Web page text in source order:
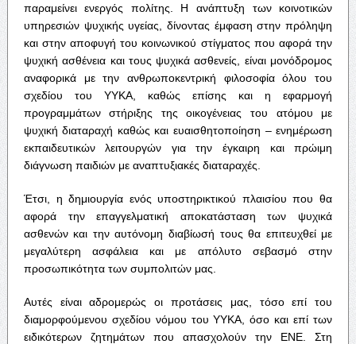
παραμείνει ενεργός πολίτης. Η ανάπτυξη των κοινοτικών
υπηρεσιών ψυχικής υγείας, δίνοντας έμφαση στην πρόληψη
και στην αποφυγή του κοινωνικού στίγματος που αφορά την
ψυχική ασθένεια και τους ψυχικά ασθενείς, είναι μονόδρομος
αναφορικά με την ανθρωποκεντρική φιλοσοφία όλου του
σχεδίου του ΥΥΚΑ, καθώς επίσης και η εφαρμογή
προγραμμάτων στήριξης της οικογένειας του ατόμου με
ψυχική διαταραχή καθώς και ευαισθητοποίηση – ενημέρωση
εκπαιδευτικών λειτουργών για την έγκαιρη και πρώιμη
διάγνωση παιδιών με αναπτυξιακές διαταραχές.
Έτσι, η δημιουργία ενός υποστηρικτικού πλαισίου που θα
αφορά την επαγγελματική αποκατάσταση των ψυχικά
ασθενών και την αυτόνομη διαβίωσή τους θα επιτευχθεί με
μεγαλύτερη ασφάλεια και με απόλυτο σεβασμό στην
προσωπικότητα των συμπολιτών μας.
Αυτές είναι αδρομερώς οι προτάσεις μας, τόσο επί του
διαμορφούμενου σχεδίου νόμου του ΥΥΚΑ, όσο και επί των
ειδικότερων ζητημάτων που απασχολούν την ΕΝΕ. Στη